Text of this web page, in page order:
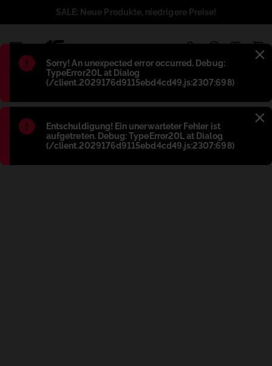
Błąd:
Sorry! An unexpected error occurred. Debug:
TypeError20L at Dialog
(/client.2029176d9115ebd4cd49.js:2307:698)
Błąd:
Entschuldigung! Ein unerwarteter Fehler ist
aufgetreten. Debug: TypeError20L at Dialog
(/client.2029176d9115ebd4cd49.js:2307:698)
SALE: Neue Produkte, niedrigere Preise!